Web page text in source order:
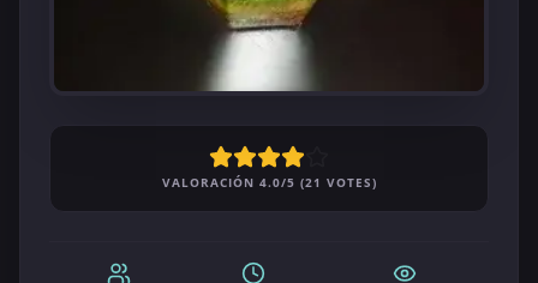
VALORACIÓN 4.0/5 (21 VOTES)